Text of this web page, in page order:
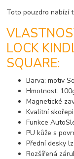
Toto pouzdro nabízí
LOCK
SQUARE:
Barva: motiv
Hmotnost:
Magnetické
Kvalitní
Funkce
PU kůže s
Přední desky
Rozšířená